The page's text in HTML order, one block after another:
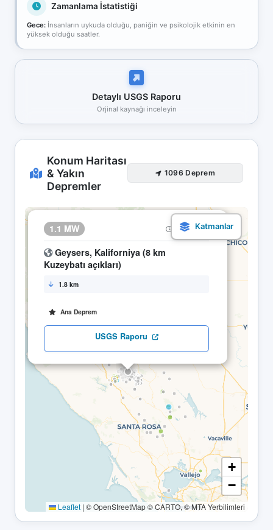
Zamanlama İstatistiği
Gece: İnsanların uykuda olduğu, paniğin ve psikolojik etkinin en
yüksek olduğu saatler.
Detaylı USGS Raporu
Orjinal kaynağı inceleyin
Konum Haritası
& Yakın
Depremler
1096 Deprem
1.1 MW 23.04 03:02
Geysers, Kaliforniya (8 km
Kuzeybatı açıkları)
1.8 km
Ana Deprem
USGS Raporu
×
+
−
Leaflet | © OpenStreetMap © CARTO, © MTA Yerbilimleri